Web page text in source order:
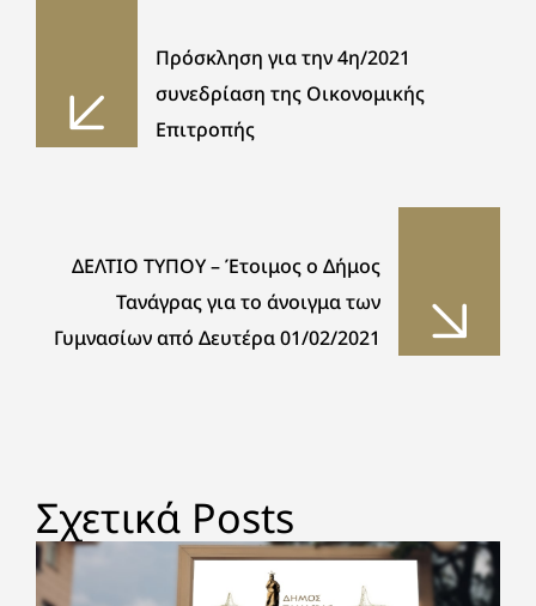
Πρόσκληση για την 4η/2021
συνεδρίαση της Οικονομικής
Επιτροπής
ΔΕΛΤΙΟ ΤΥΠΟΥ – Έτοιμος ο Δήμος
Τανάγρας για το άνοιγμα των
Γυμνασίων από Δευτέρα 01/02/2021
Σχετικά Posts